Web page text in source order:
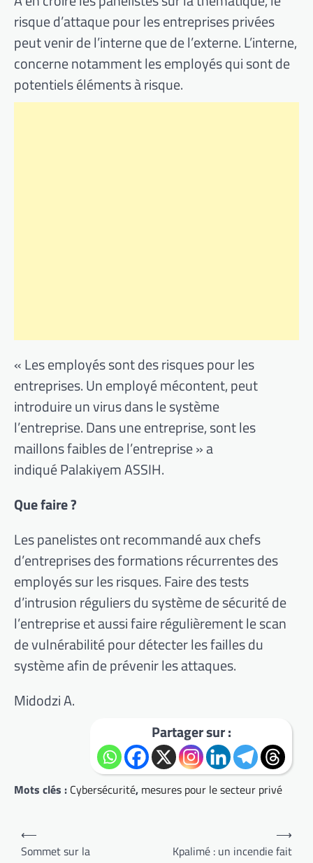
risque d’attaque pour les entreprises privées
peut venir de l’interne que de l’externe. L’interne,
concerne notamment les employés qui sont de
potentiels éléments à risque.
« Les employés sont des risques pour les
entreprises. Un employé mécontent, peut
introduire un virus dans le système
l’entreprise. Dans une entreprise, sont les
maillons faibles de l’entreprise » a
indiqué Palakiyem ASSIH.
Que faire ?
Les panelistes ont recommandé aux chefs
d’entreprises des formations récurrentes des
employés sur les risques. Faire des tests
d’intrusion réguliers du système de sécurité de
l’entreprise et aussi faire régulièrement le scan
de vulnérabilité pour détecter les failles du
système afin de prévenir les attaques.
Midodzi A.
Partager sur :
Mots clés : Cybersécurité, mesures pour le secteur privé
Navigation
de
⟵
Sommet sur la
Kpalimé : un incendie fait
⟶